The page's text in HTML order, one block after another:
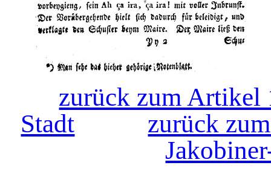
zurück zum Artikel
Stadt
zurück